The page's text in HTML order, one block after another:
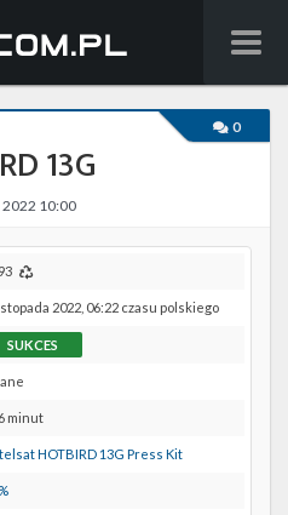
0
13G
2022 10:00
2022, 06:22 czasu polskiego
SUKCES
minut
HOTBIRD 13G Press Kit